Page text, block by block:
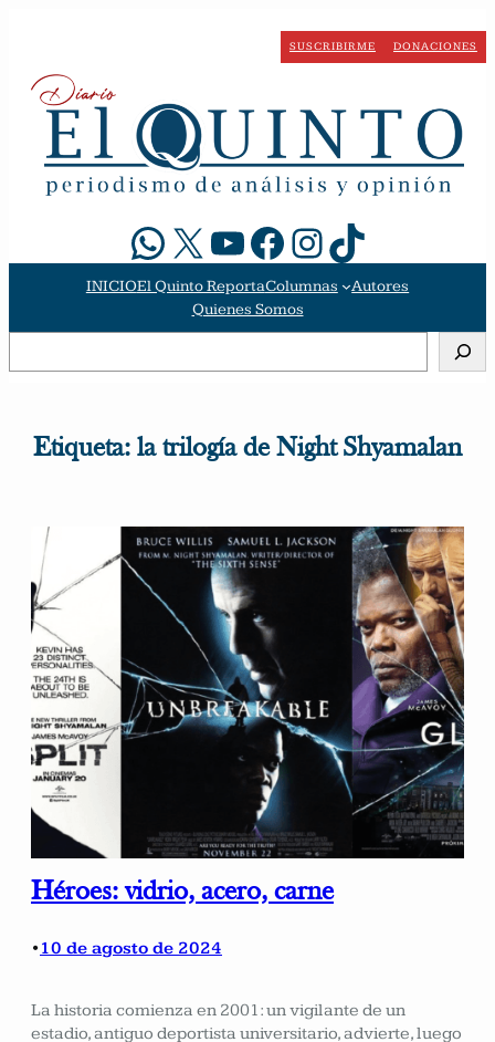
SUSCRIBIRME DONACIONES
WhatsApp
X YouTube
Facebook
Instagram
TikTok
INICIOEl Quinto ReportaColumnas
Autores
Quienes Somos
Etiqueta: la trilogía de Night Shyamalan
Héroes: vidrio, acero, carne
•10 de agosto de 2024
La historia comienza en 2001: un vigilante de un
estadio, antiguo deportista universitario, advierte, luego